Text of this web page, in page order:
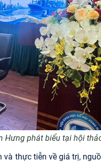
Hưng phát biểu tại hội
thực tiễn về giá trị,